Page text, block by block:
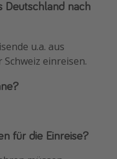
Deutschland nach
u.a. aus
einreisen.
für die Einreise?